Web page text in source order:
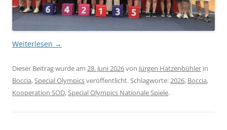
Weiterlesen →
Dieser Beitrag wurde am 28. Juni 2026von Jürgen Hatzenbühler in
Boccia,Special Olympicsveröffentlicht. Schlagworte:2026, Boccia,
Kooperation SOD,Special Olympics Nationale Spiele.